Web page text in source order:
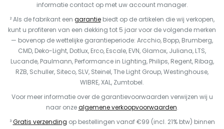
informatie contact op met uw account manager.
² Als de fabrikant een garantiebiedt op de artikelen die wij verkopen,
kunt u profiteren van een dekking tot 5 jaar voor de volgende merken
— bovenop de wettelijke garantieperiode: Arcchio, Bopp, Brumberg,
CMD, Deko-Light, Dotlux, Erco, Escale, EVN, Glamox, Juliana, LTS,
Lucande, Paulmann, Performance in Lighting, Philips, Regent, Ribag,
RZB, Schuller, Siteco, SLV, Steinel, The Light Group, Westinghouse,
WIBRE, XAL, Zumtobel.
Voor meer informatie over de garantievoorwaarden verwijzen wij u
naar onzealgemene verkoopvoorwaarden.
³Gratis verzending op bestellingen vanaf €99 (incl. 21% btw) binnen